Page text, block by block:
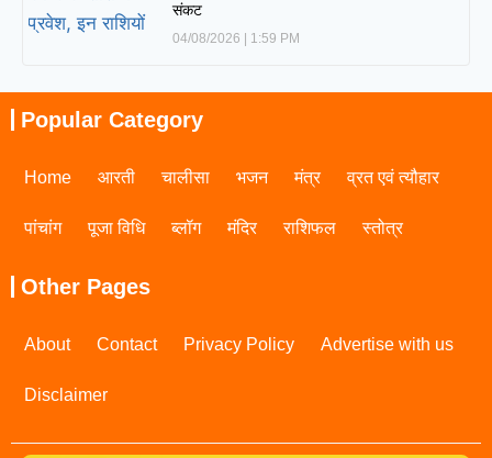
संकट
04/08/2026 1:59 PM
Popular Category
Home आरती चालीसा भजन मंत्र व्रत एवं त्यौहार
पांचांग पूजा विधि ब्लॉग मंदिर राशिफल स्तोत्र
Other Pages
About Contact Privacy Policy Advertise with us
Disclaimer